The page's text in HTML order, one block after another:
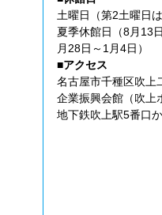
土曜日（第2土曜日
夏季休館日（8月13
月28日～1月4日）
■アクセス
名古屋市千種区吹上
企業振興会館（吹上
地下鉄吹上駅5番口